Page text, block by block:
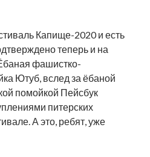
Капище-2020 и есть
теперь и на
фашистко-
Ютуб, вслед за ёбаной
помойкой Пейсбук
питерских
А это, ребят, уже